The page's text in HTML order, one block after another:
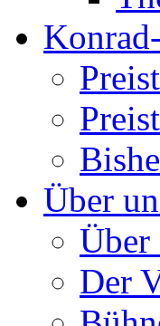
Über
Über
Der